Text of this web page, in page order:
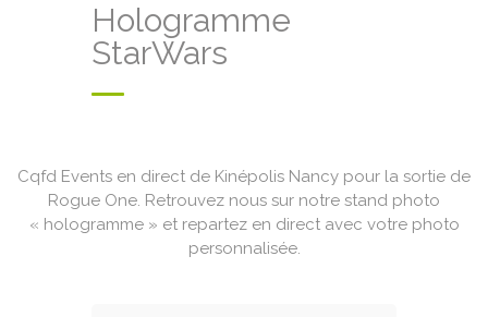
Hologramme
StarWars
Cqfd Events en direct de Kinépolis Nancy pour la sortie de
Rogue One. Retrouvez nous sur notre stand photo
« hologramme » et repartez en direct avec votre photo
personnalisée.